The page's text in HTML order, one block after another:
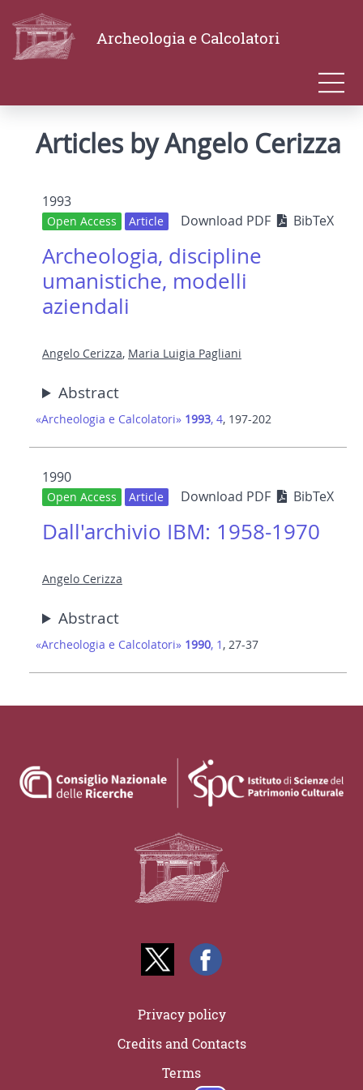
Archeologia e Calcolatori
Articles by Angelo Cerizza
1993
Open Access Article Download PDF BibTeX
Archeologia, discipline
umanistiche, modelli
aziendali
Angelo Cerizza, Maria Luigia Pagliani
Abstract
«Archeologia e Calcolatori» 1993, 4, 197-202
1990
Open Access Article Download PDF BibTeX
Dall'archivio IBM: 1958-1970
Angelo Cerizza
Abstract
«Archeologia e Calcolatori» 1990, 1 , 27-37
Privacy policy
Credits and Contacts
Terms